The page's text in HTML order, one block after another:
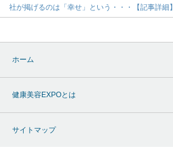
社が掲げるのは「幸せ」という・・・【記事詳細】
ホーム
健康美容EXPOとは
サイトマップ